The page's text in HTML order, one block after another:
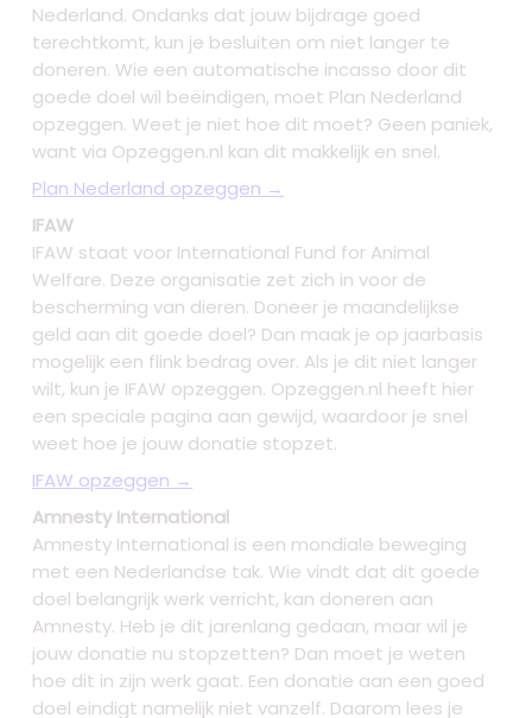
Nederland. Ondanks dat jouw bijdrage goed
terechtkomt, kun je besluiten om niet langer te
doneren. Wie een automatische incasso door dit
goede doel wil beëindigen, moet Plan Nederland
opzeggen. Weet je niet hoe dit moet? Geen paniek,
want via Opzeggen.nl kan dit makkelijk en snel.
Plan Nederland opzeggen →
IFAW
IFAW staat voor International Fund for Animal
Welfare. Deze organisatie zet zich in voor de
bescherming van dieren. Doneer je maandelijkse
geld aan dit goede doel? Dan maak je op jaarbasis
mogelijk een flink bedrag over. Als je dit niet langer
wilt, kun je IFAW opzeggen. Opzeggen.nl heeft hier
een speciale pagina aan gewijd, waardoor je snel
weet hoe je jouw donatie stopzet.
IFAW opzeggen →
Amnesty International
Amnesty International is een mondiale beweging
met een Nederlandse tak. Wie vindt dat dit goede
doel belangrijk werk verricht, kan doneren aan
Amnesty. Heb je dit jarenlang gedaan, maar wil je
jouw donatie nu stopzetten? Dan moet je weten
hoe dit in zijn werk gaat. Een donatie aan een goed
doel eindigt namelijk niet vanzelf. Daarom lees je